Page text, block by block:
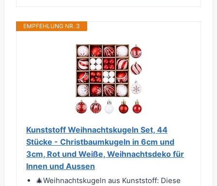
EMPFEHLUNG NR. 3
Kunststoff Weihnachtskugeln Set, 44
Stücke - Christbaumkugeln in 6cm und
3cm, Rot und Weiße, Weihnachtsdeko für
Innen und Aussen
🎄Weihnachtskugeln aus Kunststoff: Diese